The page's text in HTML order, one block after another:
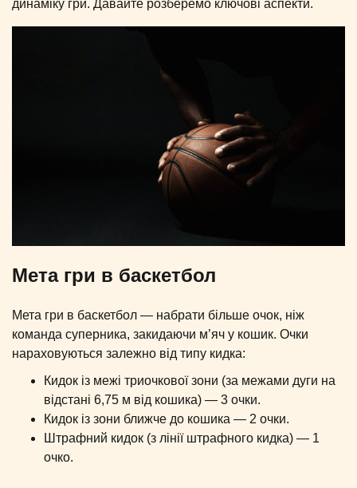
динаміку гри. Давайте розберемо ключові аспекти.
Мета гри в баскетбол
Мета гри в баскетбол — набрати більше очок, ніж
команда суперника, закидаючи м’яч у кошик. Очки
нараховуються залежно від типу кидка:
Кидок із межі триочкової зони (за межами дуги на
відстані 6,75 м від кошика) — 3 очки.
Кидок із зони ближче до кошика — 2 очки.
Штрафний кидок (з лінії штрафного кидка) — 1
очко.